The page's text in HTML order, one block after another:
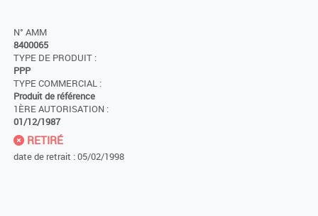
N° AMM
8400065
TYPE DE PRODUIT :
PPP
TYPE COMMERCIAL :
Produit de référence
1ÈRE AUTORISATION :
01/12/1987
RETIRÉ
date de retrait : 05/02/1998